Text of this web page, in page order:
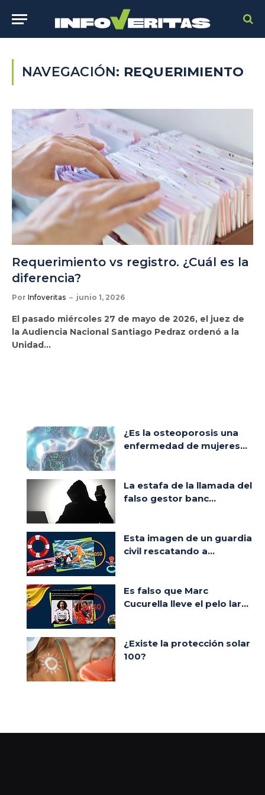
NAVEGACIÓN: REQUERIMIENTO
Requerimiento vs registro. ¿Cuál es la
diferencia?
Por Infoveritas junio 1, 2026
El pasado miércoles 27 de mayo de 2026, el juez de
la Audiencia Nacional Santiago Pedraz ordenó a la
Unidad…
¿Es la osteoporosis una
enfermedad de mujeres...
La estafa de la llamada del
falso gestor banc...
Esta imagen de un guardia
civil rescatando a...
Es falso que Marc
Cucurella lleve el pelo lar...
¿Existe la protección solar
100?